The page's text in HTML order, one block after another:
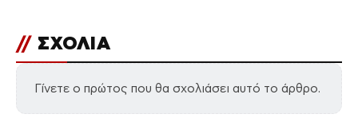
// ΣΧΟΛΙΑ
Γίνετε ο πρώτος που θα σχολιάσει αυτό το άρθρο.